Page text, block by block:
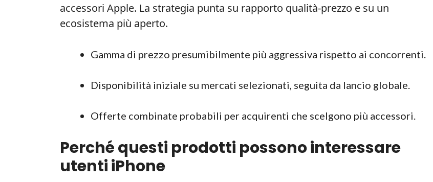
accessori Apple. La strategia punta su rapporto qualità-prezzo e su un
ecosistema più aperto.
Gamma di prezzo presumibilmente più aggressiva rispetto ai concorrenti.
Disponibilità iniziale su mercati selezionati, seguita da lancio globale.
Offerte combinate probabili per acquirenti che scelgono più accessori.
Perché questi prodotti possono interessare
utenti iPhone